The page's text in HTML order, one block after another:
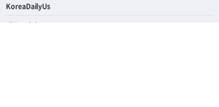
KoreaDailyUs
에듀브리지